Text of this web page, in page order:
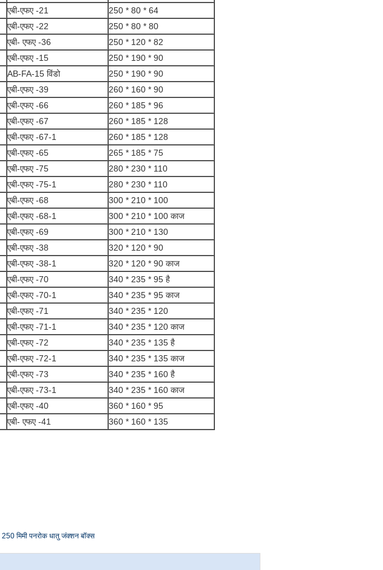
एबी-एफए -21
250 * 80 * 64
एबी-एफए -22
250 * 80 * 80
एबी- एफए -36
250 * 120 * 82
एबी-एफए -15
250 * 190 * 90
AB-FA-15 विंडो
250 * 190 * 90
एबी-एफए -39
260 * 160 * 90
एबी-एफए -66
260 * 185 * 96
एबी-एफए -67
260 * 185 * 128
एबी-एफए -67-1
260 * 185 * 128
एबी-एफए -65
265 * 185 * 75
एबी-एफए -75
280 * 230 * 110
एबी-एफए -75-1
280 * 230 * 110
एबी-एफए -68
300 * 210 * 100
एबी-एफए -68-1
300 * 210 * 100 काज
एबी-एफए -69
300 * 210 * 130
एबी-एफए -38
320 * 120 * 90
एबी-एफए -38-1
320 * 120 * 90 काज
एबी-एफए -70
340 * 235 * 95 है
एबी-एफए -70-1
340 * 235 * 95 काज
एबी-एफए -71
340 * 235 * 120
एबी-एफए -71-1
340 * 235 * 120 काज
एबी-एफए -72
340 * 235 * 135 है
एबी-एफए -72-1
340 * 235 * 135 काज
एबी-एफए -73
340 * 235 * 160 है
एबी-एफए -73-1
340 * 235 * 160 काज
एबी-एफए -40
360 * 160 * 95
एबी- एफए -41 360 * 160 * 135
250 मिमी पनरोक धातु जंक्शन बॉक्स